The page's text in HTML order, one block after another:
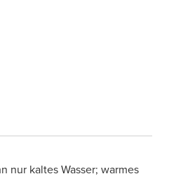
nur kaltes Wasser; warmes